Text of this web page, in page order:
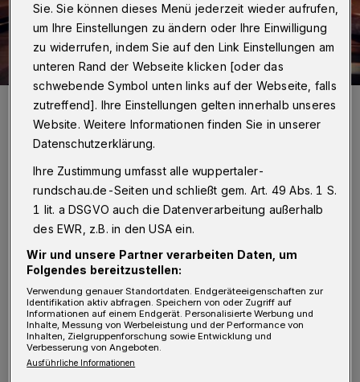
B ereits die alten Römer wussten, dass sie
durch den regelmäßigen Saunabesuch
Nerven und Gesundheit stärken konnten.
In nordischen Regionen zählt die Sauna wie
selbstverständlich zum Alltag, sie wirddort
zusammen mit Geschäftspartnern, Kollegen
und Freunden besucht.
Sie. Sie können dieses Menü jederzeit wieder aufrufen,
um Ihre Einstellungen zu ändern oder Ihre Einwilligung
zu widerrufen, indem Sie auf den Link Einstellungen am
unteren Rand der Webseite klicken [oder das
schwebende Symbol unten links auf der Webseite, falls
zutreffend]. Ihre Einstellungen gelten innerhalb unseres
Website. Weitere Informationen finden Sie in unserer
Datenschutzerklärung.
Ihre Zustimmung umfasst alle wuppertaler-
rundschau.de-Seiten und schließt gem. Art. 49 Abs. 1 S.
1 lit. a DSGVO auch die Datenverarbeitung außerhalb
des EWR, z.B. in den USA ein.
Wir und unsere Partner verarbeiten Daten, um
Folgendes bereitzustellen:
Verwendung genauer Standortdaten. Endgeräteeigenschaften zur
Identifikation aktiv abfragen. Speichern von oder Zugriff auf
Informationen auf einem Endgerät. Personalisierte Werbung und
Inhalte, Messung von Werbeleistung und der Performance von
Inhalten, Zielgruppenforschung sowie Entwicklung und
Verbesserung von Angeboten.
Ausführliche Informationen